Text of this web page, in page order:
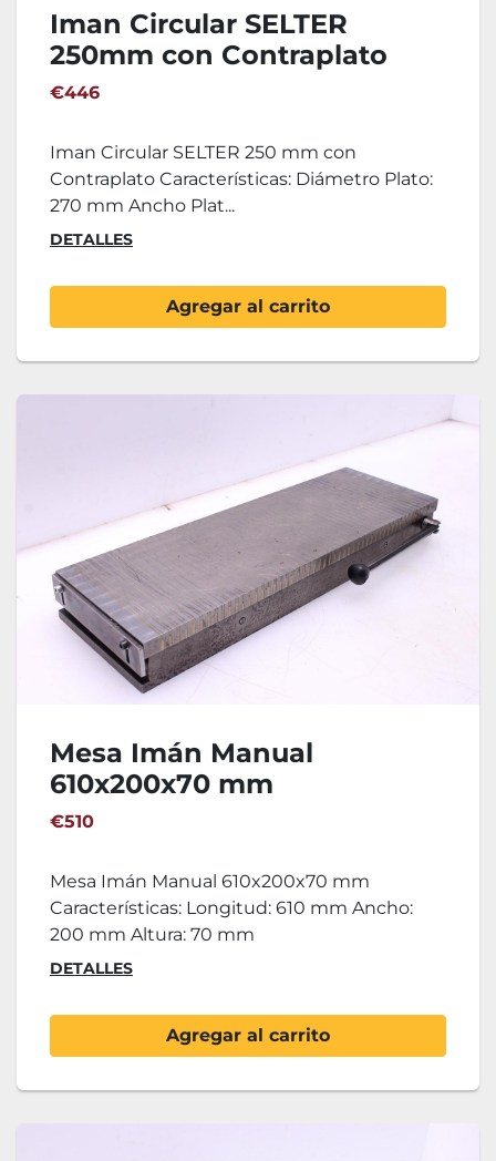
Iman Circular SELTER
250mm con Contraplato
€446
Iman Circular SELTER 250 mm con
Contraplato Características: Diámetro Plato:
270 mm Ancho Plat...
DETALLES
Agregar al carrito
Mesa Imán Manual
610x200x70 mm
€510
Mesa Imán Manual 610x200x70 mm
Características: Longitud: 610 mm Ancho:
200 mm Altura: 70 mm
DETALLES
Agregar al carrito